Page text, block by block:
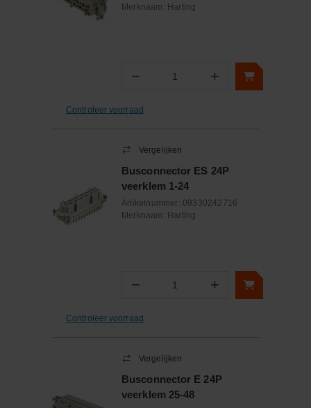
Merknaam: Harting
− Aantal +
Controleer voorraad
Vergelijken
Busconnector ES 24P
veerklem 1-24
Artikelnummer: 09330242716
Merknaam: Harting
− Aantal +
Controleer voorraad
Vergelijken
Busconnector E 24P
veerklem 25-48